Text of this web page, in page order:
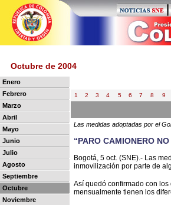
Octubre de 2004
Enero
Febrero
Marzo
Abril
Mayo
Junio
Julio
Agosto
Septiembre
Octubre
Noviembre
1 2 3 4 5 6 7 8 9
Las medidas adoptadas por el
“PARO CAMIONERO
Bogotá, 5 oct. (SNE).- Las
inmovilización por parte de
Así quedó confirmado con
mensualmente tienen los